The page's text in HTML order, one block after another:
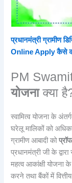
प्रधानमंत्री ग्रामीण
Online Apply कैसे
PM
योजनाक्या
स्वामित्व योजना के
घरेलू मालिकों को
ग्रामीण आबादी को
प्रधानमंत्री जी के
महत्व आकांक्षी योजना
करने तथा बैंकों में